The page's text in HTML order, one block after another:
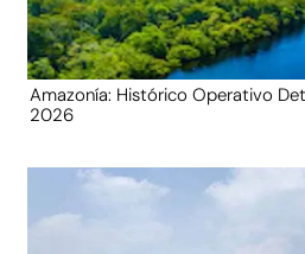
Amazonía: Histórico Operativo
2026